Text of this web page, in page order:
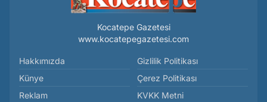
Kocatepe Gazetesi
www.kocatepegazetesi.com
Hakkımızda
Künye
Reklam
Gizlilik Politikası
Çerez Politikası
KVKK Metni